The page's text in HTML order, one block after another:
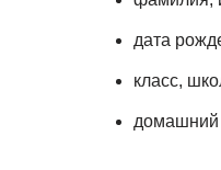
дата
класс,
домашний